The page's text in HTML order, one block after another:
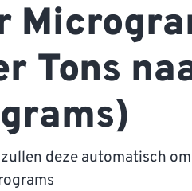
Tons
deze automatisch